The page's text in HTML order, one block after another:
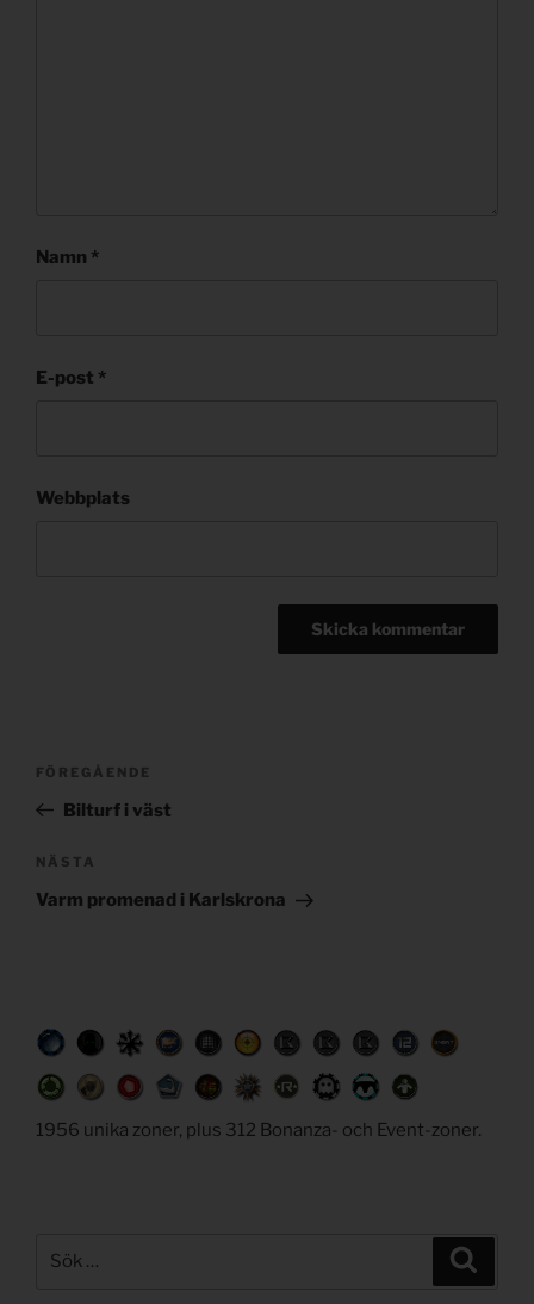
Namn *
E-post *
Webbplats
Post
Föregående
inlägg
FÖREGÅENDE
Bilturf i väst
Nästa
inlägg
NÄSTA
Varm promenad i Karlskrona
1956 unika zoner, plus 312 Bonanza- och Event-zoner.